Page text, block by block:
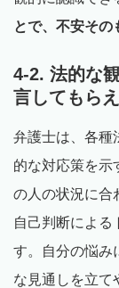
とで、不安その
4-2. 法的な
言してもら
弁護士は、各種
的な対応策を示
の人の状況に合
自己判断による
す。自分の悩み
な見通しを立て